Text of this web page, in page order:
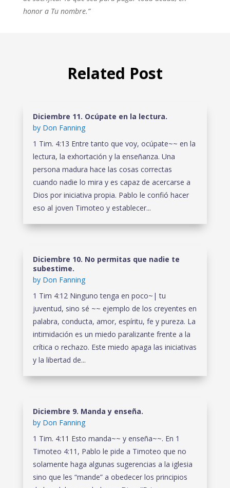
honor a Tu nombre.”
Related Post
Diciembre 11. Ocúpate en la lectura.
by Don Fanning
1 Tim. 4:13 Entre tanto que voy, ocúpate~~ en la
lectura, la exhortación y la enseñanza. Una
persona madura hace las cosas correctas
cuando nadie lo mira y es capaz de acercarse a
Dios por iniciativa propia. Pablo le confió hacer
eso al joven Timoteo y establecer...
Diciembre 10. No permitas que nadie te
subestime.
by Don Fanning
1 Tim 4:12 Ninguno tenga en poco~| tu
juventud, sino sé ~~ ejemplo de los creyentes en
palabra, conducta, amor, espíritu, fe y pureza. La
intimidación es un miedo paralizante frente a la
crítica o rechazo. Este miedo apaga las iniciativas
y la libertad de...
Diciembre 9. Manda y enseña.
by Don Fanning
1 Tim. 4:11 Esto manda~~ y enseña~~. En 1
Timoteo 4:11, Pablo le pide a Timoteo que no
solamente haga algunas sugerencias a la iglesia
sino que les “mande” a obedecer los principios